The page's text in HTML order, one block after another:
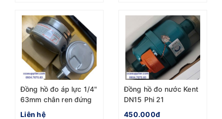
Đồng hồ đo áp lực 1/4"
63mm chân ren đứng
Liên hệ
Đồng hồ đo nước Kent
DN15 Phi 21
450.000đ